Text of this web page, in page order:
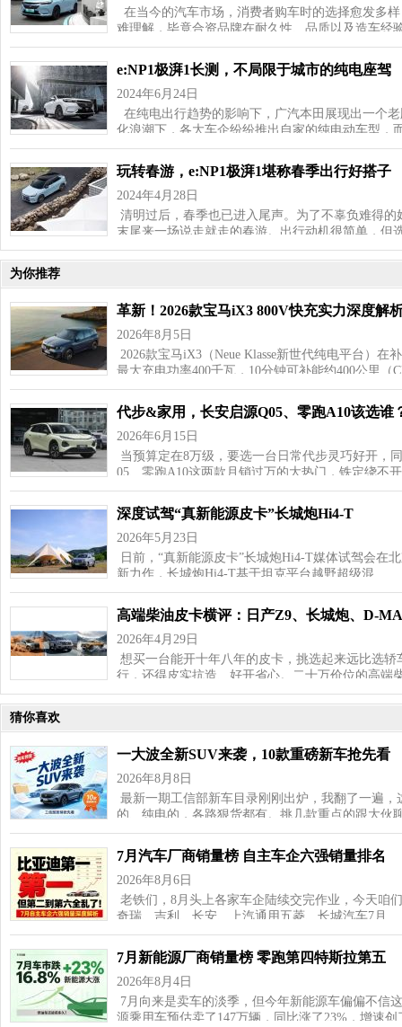
在当今的汽车市场，消费者购车时的选择愈发多
难理解，毕竟合资品牌在耐久性、品质以及造车经
e:NP1极湃1长测，不局限于城市的纯电座驾
2024年6月24日
在纯电出行趋势的影响下，广汽本田展现出一个
化浪潮下，各大车企纷纷推出自家的纯电动车型，
玩转春游，e:NP1极湃1堪称春季出行好搭子
2024年4月28日
清明过后，春季也已进入尾声。为了不辜负难得
末尾来一场说走就走的春游。出行动机很简单，但
为你推荐
革新！2026款宝马iX3 800V快充实力深度解
2026年8月5日
2026款宝马iX3（Neue Klasse新世代纯电平台）
最大充电功率400千瓦，10分钟可补能约400公里（
代步&家用，长安启源Q05、零跑A10该选谁
2026年6月15日
当预算定在8万级，要选一台日常代步灵巧好开，
05、零跑A10这两款月销过万的大热门，铁定绕不
深度试驾“真新能源皮卡”长城炮Hi4-T
2026年5月23日
日前，“真新能源皮卡”长城炮Hi4-T媒体试驾会在
新力作，长城炮Hi4-T基于坦克平台越野超级混…
高端柴油皮卡横评：日产Z9、长城炮、D-
2026年4月29日
想买一台能开十年八年的皮卡，挑选起来远比选
行，还得皮实抗造、好开省心。二十万价位的高端
猜你喜欢
一大波全新SUV来袭，10款重磅新车抢先看
2026年8月8日
最新一期工信部新车目录刚刚出炉，我翻了一遍
的、纯电的，各路狠货都有。挑几款重点的跟大伙
7月汽车厂商销量榜 自主车企六强销量排名
2026年8月6日
老铁们，8月头上各家车企陆续交完作业，今天
奇瑞、吉利、长安、上汽通用五菱、长城汽车7月…
7月新能源厂商销量榜 零跑第四特斯拉第五
2026年8月4日
7月向来是卖车的淡季，但今年新能源车偏偏不信
源乘用车预估卖了147万辆，同比涨了23%，增速